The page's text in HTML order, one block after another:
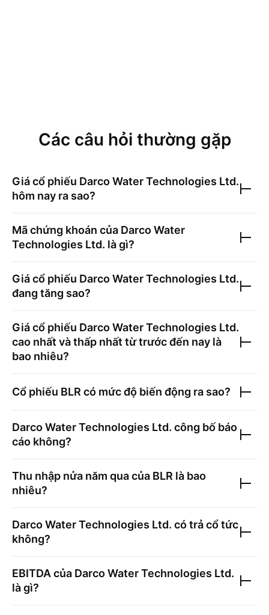
Các câu hỏi thường gặp
Giá cổ phiếu Darco Water Technologies Ltd.
hôm nay ra sao?
Mã chứng khoán của Darco Water
Technologies Ltd. là gì?
Giá cổ phiếu Darco Water Technologies Ltd.
đang tăng sao?
Giá cổ phiếu Darco Water Technologies Ltd.
cao nhất và thấp nhất từ trước đến nay là
bao nhiêu?
Cổ phiếu BLR có mức độ biến động ra sao?
Darco Water Technologies Ltd. công bố báo
cáo không?
Thu nhập nửa năm qua của BLR là bao
nhiêu?
Darco Water Technologies Ltd. có trả cổ tức
không?
EBITDA của Darco Water Technologies Ltd.
là gì?